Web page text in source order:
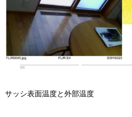
サッシ表面温度と外部温度